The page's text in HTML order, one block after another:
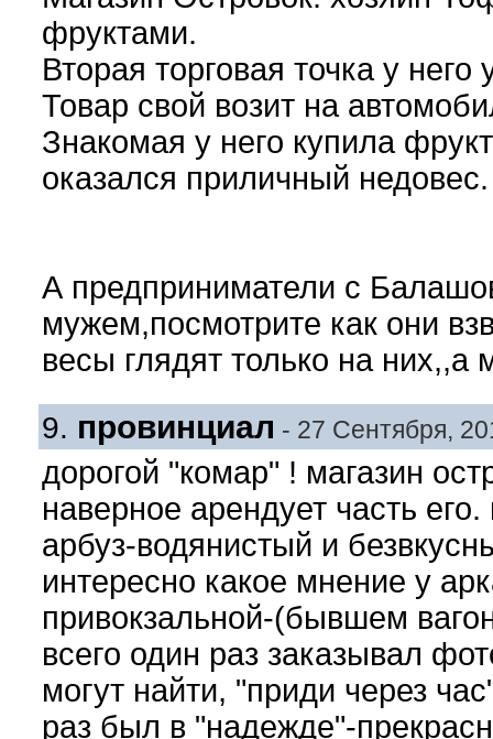
фруктами.
Вторая торговая точка у
Товар свой возит на
Знакомая у него купила
оказался приличный недовес.
А предприниматели с
мужем,посмотрите как они
весы глядят только на
9. провинциал - 27 Сентября,
дорогой "комар" ! магазин
наверное арендует часть
арбуз-водянистый и
интересно какое мнение у
привокзальной-(бывшем
всего один раз заказывал
могут найти, "приди через
раз был в "надежде"-